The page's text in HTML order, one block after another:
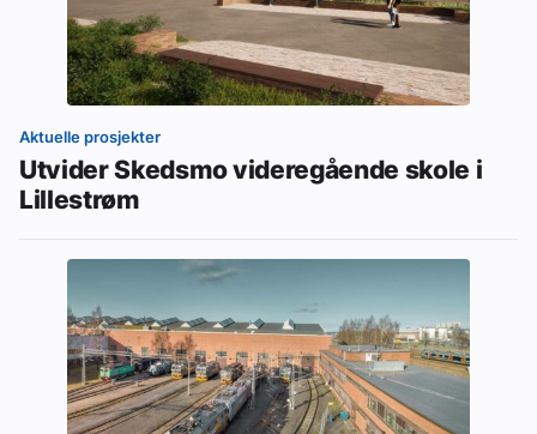
Aktuelle prosjekter
Utvider Skedsmo videregående skole i
Lillestrøm